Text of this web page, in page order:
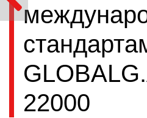
22000